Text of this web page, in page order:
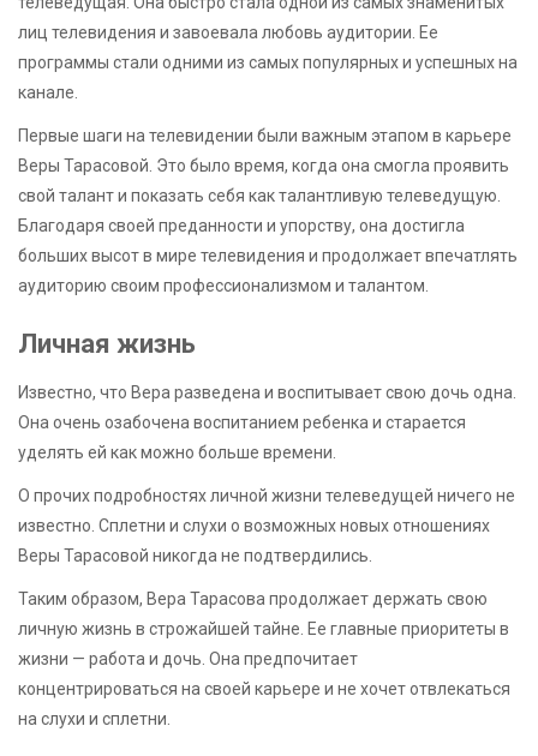
лиц телевидения и завоевала любовь аудитории. Ее
программы стали одними из самых популярных и успешных на
канале.
Первые шаги на телевидении были важным этапом в карьере
Веры Тарасовой. Это было время, когда она смогла проявить
свой талант и показать себя как талантливую телеведущую.
Благодаря своей преданности и упорству, она достигла
больших высот в мире телевидения и продолжает впечатлять
аудиторию своим профессионализмом и талантом.
Личная жизнь
Известно, что Вера разведена и воспитывает свою дочь одна.
Она очень озабочена воспитанием ребенка и старается
уделять ей как можно больше времени.
О прочих подробностях личной жизни телеведущей ничего не
известно. Сплетни и слухи о возможных новых отношениях
Веры Тарасовой никогда не подтвердились.
Таким образом, Вера Тарасова продолжает держать свою
личную жизнь в строжайшей тайне. Ее главные приоритеты в
жизни — работа и дочь. Она предпочитает
концентрироваться на своей карьере и не хочет отвлекаться
на слухи и сплетни.